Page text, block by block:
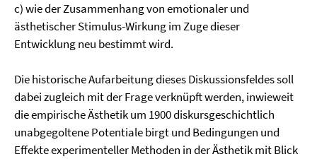
c) wie der Zusammenhang von emotionaler und
ästhetischer Stimulus-Wirkung im Zuge dieser
Entwicklung neu bestimmt wird.
Die historische Aufarbeitung dieses Diskussionsfeldes soll
dabei zugleich mit der Frage verknüpft werden, inwieweit
die empirische Ästhetik um 1900 diskursgeschichtlich
unabgegoltene Potentiale birgt und Bedingungen und
Effekte experimenteller Methoden in der Ästhetik mit Blick